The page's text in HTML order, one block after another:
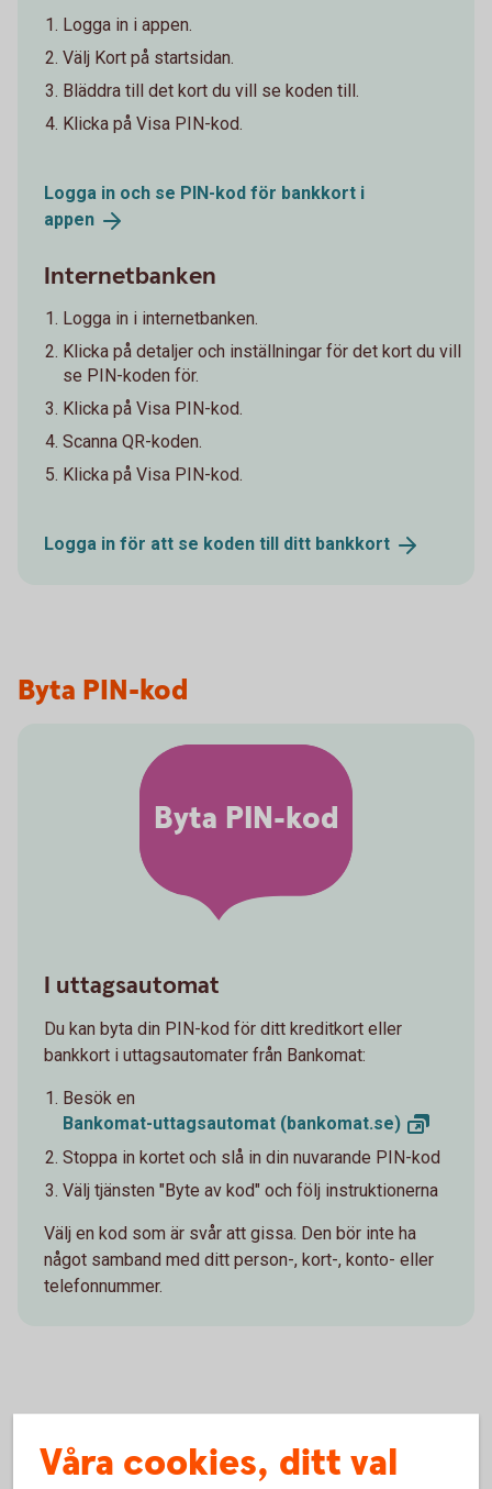
Logga in i appen.
Välj Kort på startsidan.
Bläddra till det kort du vill se koden till.
Klicka på Visa PIN-kod.
Logga in och se PIN-kod för bankkort i
appen
Internetbanken
Logga in i internetbanken.
Klicka på detaljer och inställningar för det kort du vill
se PIN-koden för.
Klicka på Visa PIN-kod.
Scanna QR-koden.
Klicka på Visa PIN-kod.
Logga in för att se koden till ditt bankkort
Byta PIN-kod
Byta PIN-kod
I uttagsautomat
Du kan byta din PIN-kod för ditt kreditkort eller
bankkort i uttagsautomater från Bankomat:
Besök en
Bankomat-uttagsautomat (bankomat.se)
Stoppa in kortet och slå in din nuvarande PIN-kod
Välj tjänsten "Byte av kod" och följ instruktionerna
Välj en kod som är svår att gissa. Den bör inte ha
något samband med ditt person-, kort-, konto- eller
telefonnummer.
Våra cookies, ditt val